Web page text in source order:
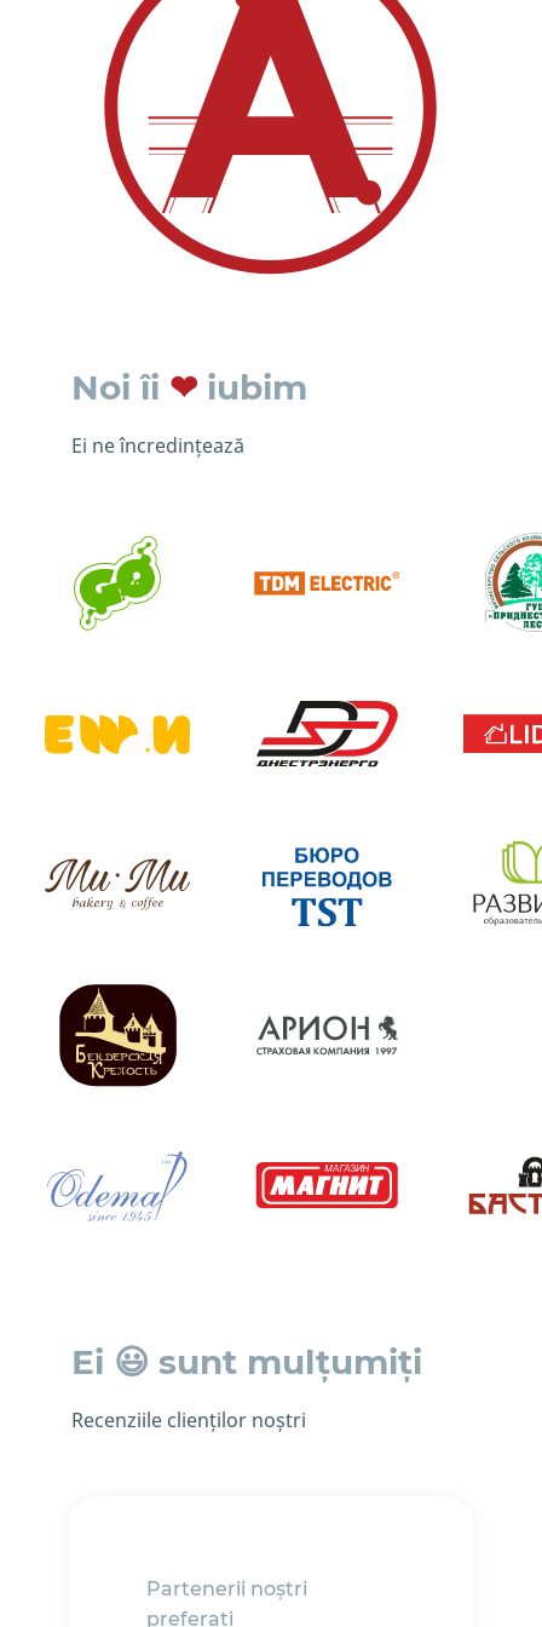
Noi îi ❤ iubim
Ei ne încredințează
Ei 😃 sunt mulțumiți
Recenziile clienților noștri
Partenerii noștri
preferați